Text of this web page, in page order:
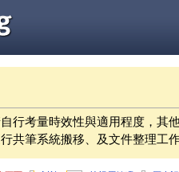
行考量時效性與適用程度，其
共筆系統搬移、及文件整理工